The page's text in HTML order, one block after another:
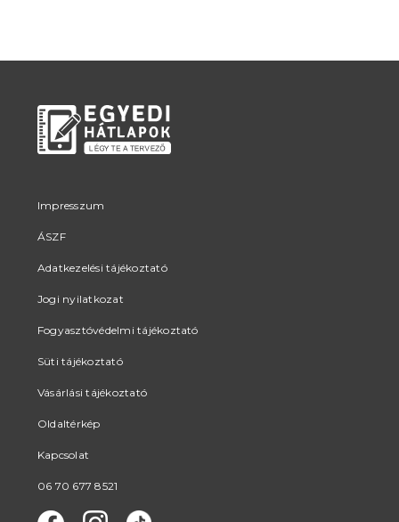
Impresszum
ÁSZF
Adatkezelési tájékoztató
Jogi nyilatkozat
Fogyasztóvédelmi tájékoztató
Süti tájékoztató
Vásárlási tájékoztató
Oldaltérkép
Kapcsolat
06 70 677 8521